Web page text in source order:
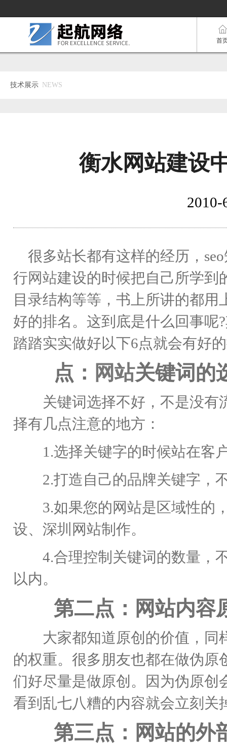
首
技术展示 NEWS
衡水网站建设
2010-
很多站长都有这样的经历，
行网站建设的时候把自己所学到
目录结构等等，书上所讲的都
好的排名。这到底是什么回事呢
踏踏实实做好以下6点就会有好
点： 网站关键词的
关键词选择不好，不是没有
择有几点注意的地方：
1.选择关键字的时候站在客
2.打造自己的品牌关键字，
3.如果您的网站是区域性的，
设、深圳网站制作。
4.合理控制关键词的数量，不
以内。
第二点：网站内容
大家都知道原创的价值，同
的权重。很多朋友也都在做伪
们好尽量是做原创。因为伪原创
看到乱七八糟的内容就会立刻关
第三点：网站的外